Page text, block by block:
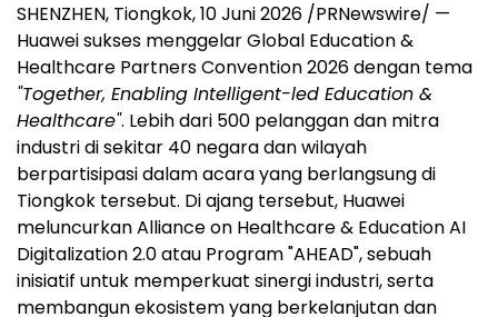
SHENZHEN, Tiongkok, 10 Juni 2026 /PRNewswire/ —
Huawei sukses menggelar Global Education &
Healthcare Partners Convention 2026 dengan tema
"Together, Enabling Intelligent-led Education &
Healthcare". Lebih dari 500 pelanggan dan mitra
industri di sekitar 40 negara dan wilayah
berpartisipasi dalam acara yang berlangsung di
Tiongkok tersebut. Di ajang tersebut, Huawei
meluncurkan Alliance on Healthcare & Education AI
Digitalization 2.0 atau Program "AHEAD", sebuah
inisiatif untuk memperkuat sinergi industri, serta
membangun ekosistem yang berkelanjutan dan